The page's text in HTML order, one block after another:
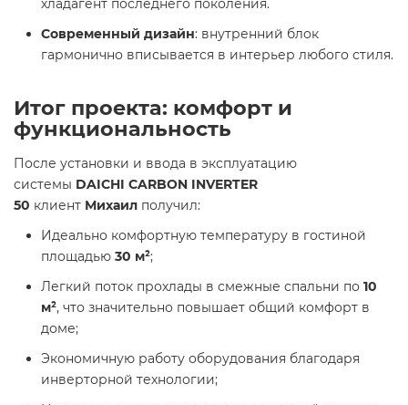
хладагент последнего поколения.
Современный дизайн: внутренний блок
гармонично вписывается в интерьер любого стиля.
Итог проекта: комфорт и
функциональность
После установки и ввода в эксплуатацию
системы DAICHI CARBON INVERTER
50 клиент Михаил получил:
Идеально комфортную температуру в гостиной
площадью 30 м²;
Легкий поток прохлады в смежные спальни по 10
м², что значительно повышает общий комфорт в
доме;
Экономичную работу оборудования благодаря
инверторной технологии;